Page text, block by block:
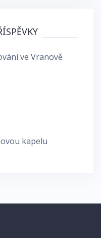
ve Vranově
kapelu